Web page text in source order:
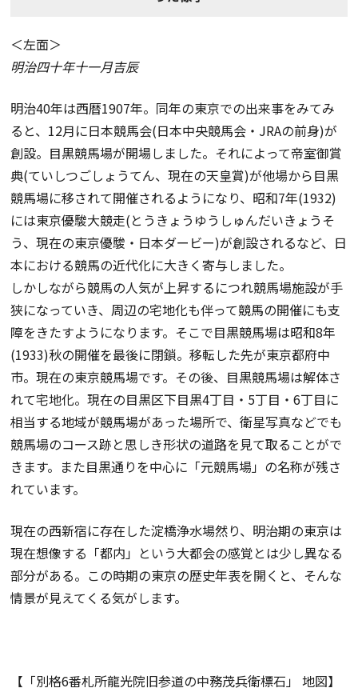
＜左面＞
明治四十年十一月吉辰
明治40年は西暦1907年。同年の東京での出来事をみてみ
ると、12月に日本競馬会(日本中央競馬会・JRAの前身)が
創設。目黒競馬場が開場しました。それによって帝室御賞
典(ていしつごしょうてん、現在の天皇賞)が他場から目黒
競馬場に移されて開催されるようになり、昭和7年(1932)
には東京優駿大競走(とうきょうゆうしゅんだいきょうそ
う、現在の東京優駿・日本ダービー)が創設されるなど、日
本における競馬の近代化に大きく寄与しました。
しかしながら競馬の人気が上昇するにつれ競馬場施設が手
狭になっていき、周辺の宅地化も伴って競馬の開催にも支
障をきたすようになります。そこで目黒競馬場は昭和8年
(1933)秋の開催を最後に閉鎖。移転した先が東京都府中
市。現在の東京競馬場です。その後、目黒競馬場は解体さ
れて宅地化。現在の目黒区下目黒4丁目・5丁目・6丁目に
相当する地域が競馬場があった場所で、衛星写真などでも
競馬場のコース跡と思しき形状の道路を見て取ることがで
きます。また目黒通りを中心に「元競馬場」の名称が残さ
れています。
現在の西新宿に存在した淀橋浄水場然り、明治期の東京は
現在想像する「都内」という大都会の感覚とは少し異なる
部分がある。この時期の東京の歴史年表を開くと、そんな
情景が見えてくる気がします。
【「別格6番札所龍光院旧参道の中務茂兵衛標石」 地図】